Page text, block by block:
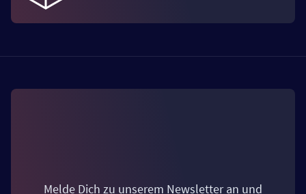
Melde Dich zu unserem Newsletter an und